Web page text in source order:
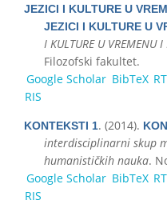
JEZICI I KULTURE U
JEZICI I KULTURE U
I KULTURE U VREMENU
Filozofski fakultet.
Google Scholar BibTeX
RIS
KONTEKSTI 1. (2014).
interdisciplinarni skup
humanističkih nauka.
Google Scholar BibTeX
RIS